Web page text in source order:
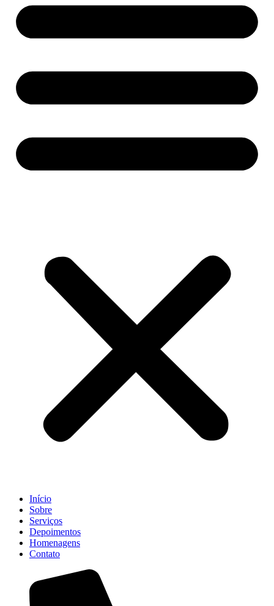
Início
Sobre
Serviços
Depoimentos
Homenagens
Contato